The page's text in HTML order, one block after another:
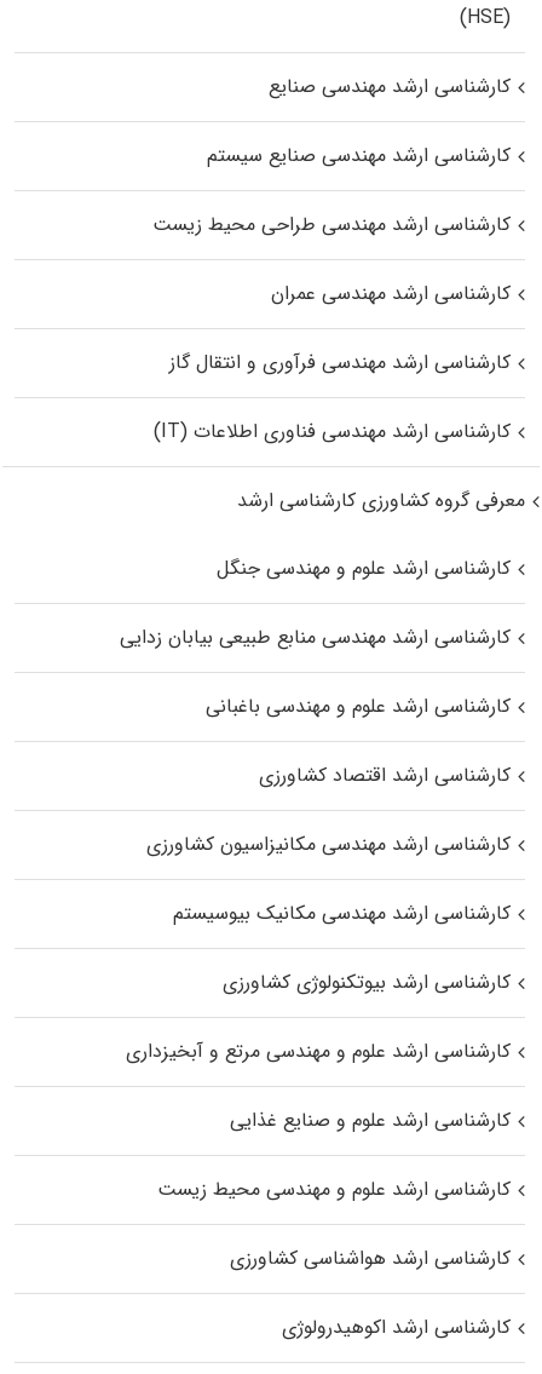
(HSE)
کارشناسی ارشد مهندسی صنایع
کارشناسی ارشد مهندسی صنایع سیستم
کارشناسی ارشد مهندسی طراحی محیط زیست
کارشناسی ارشد مهندسی عمران
کارشناسی ارشد مهندسی فرآوری و انتقال گاز
کارشناسی ارشد مهندسی فناوری اطلاعات (IT)
معرفی گروه کشاورزی کارشناسی ارشد
کارشناسی ارشد علوم و مهندسی جنگل
کارشناسی ارشد مهندسی منابع طبیعی بیابان زدایی
کارشناسی ارشد علوم و مهندسی باغبانی
کارشناسی ارشد اقتصاد کشاورزی
کارشناسی ارشد مهندسی مکانیزاسیون کشاورزی
کارشناسی ارشد مهندسی مکانیک بیوسیستم
کارشناسی ارشد بیوتکنولوژی کشاورزی
کارشناسی ارشد علوم و مهندسی مرتع و آبخیزداری
کارشناسی ارشد علوم و صنایع غذایی
کارشناسی ارشد علوم و مهندسی محیط زیست
کارشناسی ارشد هواشناسی کشاورزی
کارشناسی ارشد اکوهیدرولوژی